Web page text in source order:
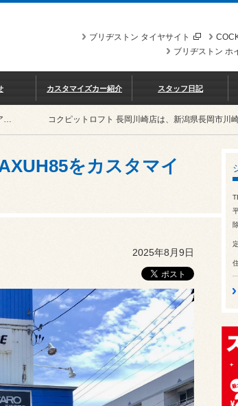
ブリヂストン タイヤサイト
ブリヂストン ホ
カスタマイズカー紹介 スタッフ日記
トヨタ ハリアーハイブリッド AXUH85をカスタマイズ！ コクピットロフト 長岡川崎店は、新潟県長岡市川
をカスタマイ
2025年8月9日